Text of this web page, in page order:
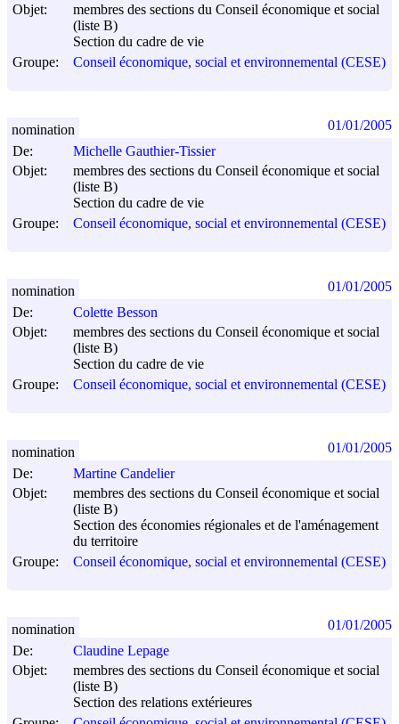
Objet:
membres des sections du Conseil économique et social
(liste B)
Section du cadre de vie
Groupe:
Conseil économique, social et environnemental (CESE)
De:
Michelle Gauthier-Tissier
Objet:
membres des sections du Conseil économique et social
(liste B)
Section du cadre de vie
Groupe:
Conseil économique, social et environnemental (CESE)
nomination 01/01/2005
De:
Colette Besson
Objet:
membres des sections du Conseil économique et social
(liste B)
Section du cadre de vie
Groupe:
Conseil économique, social et environnemental (CESE)
nomination 01/01/2005
De:
Martine Candelier
Objet:
membres des sections du Conseil économique et social
(liste B)
Section des économies régionales et de l'aménagement
du territoire
Groupe:
Conseil économique, social et environnemental (CESE)
nomination 01/01/2005
De:
Claudine Lepage
Objet:
membres des sections du Conseil économique et social
(liste B)
Section des relations extérieures
nomination 01/01/2005